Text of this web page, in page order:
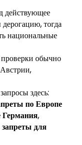
действующее
тогда
национальные
обычно
здесь:
по Европе
Германия,
запреты для